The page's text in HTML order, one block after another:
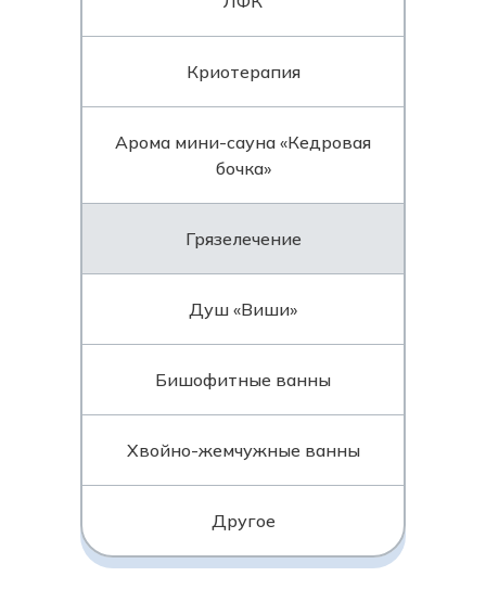
Криотерапия
Арома мини-сауна «Кедровая
бочка»
Грязелечение
Душ «Виши»
Бишофитные ванны
Хвойно-жемчужные ванны
Другое